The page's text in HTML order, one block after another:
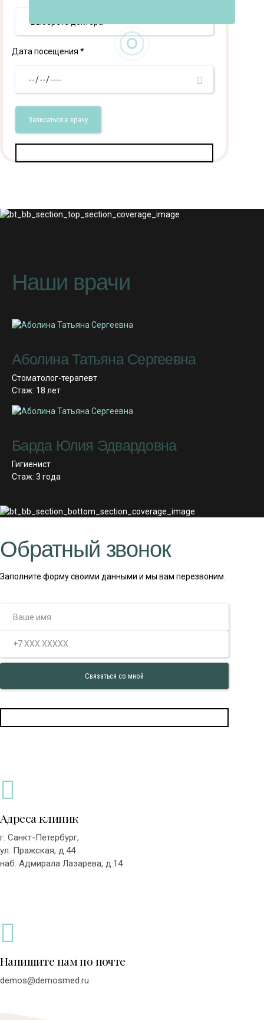
Дата посещения *
Наши врачи
Аболина Татьяна Сергеевна
Стоматолог-терапевт
Стаж: 18 лет
Барда Юлия Эдвардовна
Гигиенист
Стаж: 3 года
Обратный звонок
Заполните форму своими данными и мы вам перезвоним.
Адреса клиник
г. Санкт-Петербург,
ул. Пражская, д.44
наб. Адмирала Лазарева, д.14
Напишите нам по почте
demos@demosmed.ru